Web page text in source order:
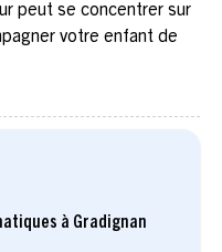
peut se concentrer sur
votre enfant de
à Gradignan